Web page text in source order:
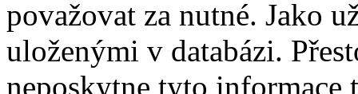
považovat za nutné. Jako
uloženými v databázi.
neposkytne tyto informace